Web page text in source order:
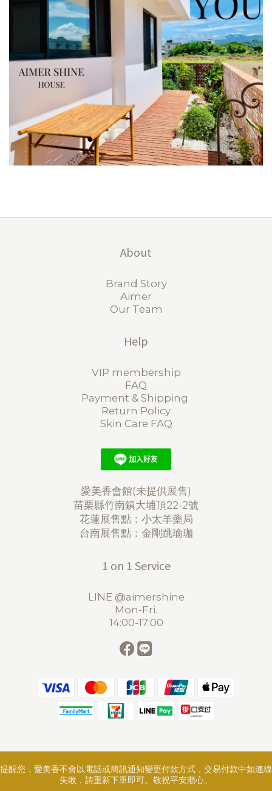
About
Brand Story
Aimer
Our Team
Help
VIP membership
FAQ
Payment & Shipping
Return Policy
Skin Care FAQ
愛美香會館(未提供展售)
苗栗縣竹南鎮大埔頂22-2號
花蓮展售點：小太羊藥局
台南展售點：金剛跳瑜珈
1 on 1 Service
LINE @aimershine
Mon-Fri.
14:00-17:00
提醒您，愛美香不會以電話或簡訊通知變更付款方式，交易付款中如連線
失敗，請重新下單即可。敬祝平安順心。